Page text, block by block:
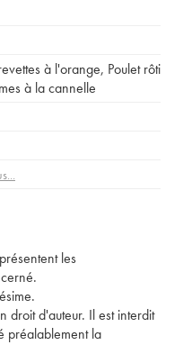
à l'orange, Poulet rôti
à la cannelle
les
droit d'auteur. Il est interdit
préalablement la